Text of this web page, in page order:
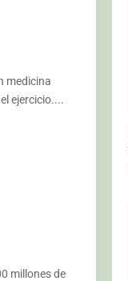
medicina
ejercicio....
millones de